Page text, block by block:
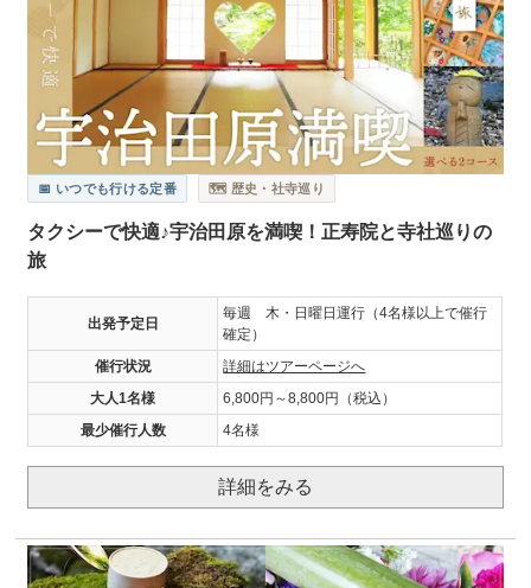
📅 いつでも行ける定番 🗺️ 歴史・社寺巡り
タクシーで快適♪宇治田原を満喫！正寿院と寺社巡りの
旅
出発予定日
毎週 木・日曜日運行（4名様以上で催行
確定）
催行状況
詳細はツアーページへ
大人1名様
6,800円～8,800円（税込）
最少催行人数
4名様
詳細をみる